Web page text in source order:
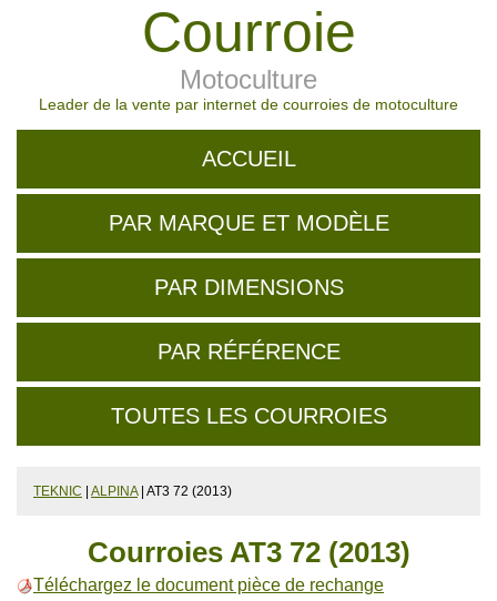
Courroie
Motoculture
Leader de la vente par internet de courroies de motoculture
ACCUEIL
PAR MARQUE ET MODÈLE
PAR DIMENSIONS
PAR RÉFÉRENCE
TOUTES LES COURROIES
TEKNIC ALPINA| AT3 72 (2013)
Courroies AT3 72 (2013)
Téléchargez le document pièce de rechange